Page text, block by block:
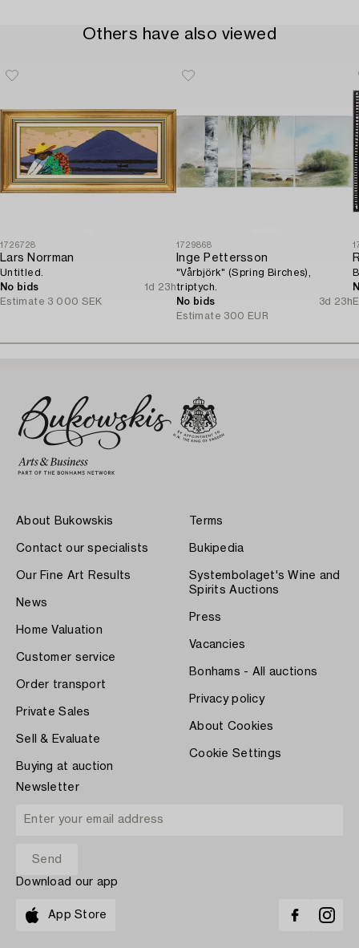
Others have also viewed
1726728
Lars Norrman
Untitled.
No bids
1d 23h
Estimate 3 000 SEK
1729868
Inge Pettersson
"Vårbjörk" (Spring Birches),
triptych.
No bids
3d 23h
Estimate 300 EUR
About Bukowskis
Contact our specialists
Our Fine Art Results
News
Home Valuation
Customer service
Order transport
Private Sales
Sell & Evaluate
Buying at auction
Terms
Bukipedia
Systembolaget's Wine and
Spirits Auctions
Press
Vacancies
Bonhams - All auctions
Privacy policy
About Cookies
Cookie Settings
Newsletter
Download our app
App Store